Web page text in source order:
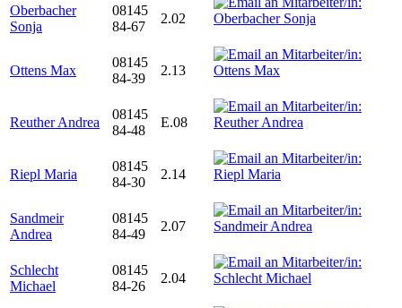
Oberbacher
Sonja
08145
84-67
2.02
Ottens Max
08145
84-39
2.13
Reuther Andrea
08145
84-48
E.08
Riepl Maria
08145
84-30
2.14
Sandmeir
Andrea
08145
84-49
2.07
Schlecht
Michael
08145
84-26
2.04